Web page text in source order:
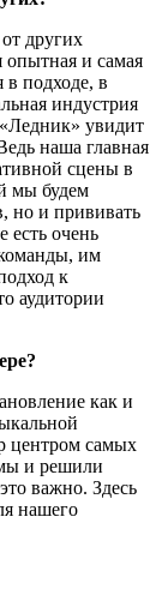
других
опытная и самая
в подходе, в
индустрия
увидит
наша главная
сцены в
мы будем
но и прививать
есть очень
им
к
аудитории
как и
центром самых
и решили
важно. Здесь
нашего